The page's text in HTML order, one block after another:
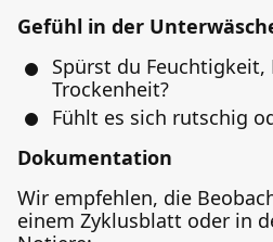
Gefühl in der
Spürst du Feuchtigkeit,
Trockenheit?
Fühlt es sich rutschig
Dokumentation
Wir empfehlen, die
einem Zyklusblatt oder in